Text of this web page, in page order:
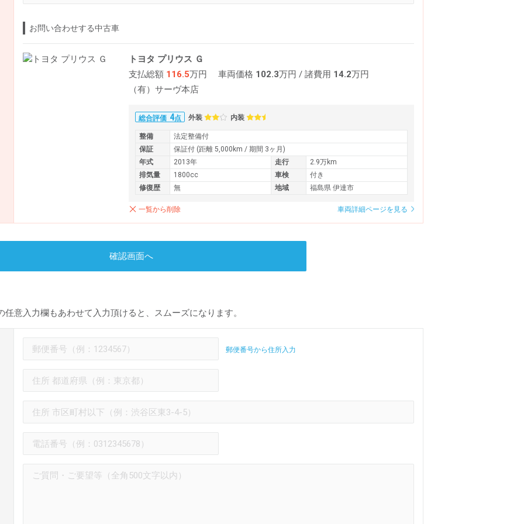
お問い合わせする中古車
トヨタ プリウス Ｇ
支払総額 116.5万円 車両価格 102.3万円 / 諸費用 14.2万円
（有）サーヴ本店
総合評価 4点 外装 内装
整備
法定整備付
保証
保証付 (距離 5,000km / 期間 3ヶ月)
年式
2013年 走行
2.9万km
排気量
1800cc 車検
付き
修復歴
無 地域 福島県 伊達市
一覧から削除 車両詳細ページを見る
確認画面へ
意入力欄もあわせて入力頂けると、スムーズになります。
郵便番号から住所入力